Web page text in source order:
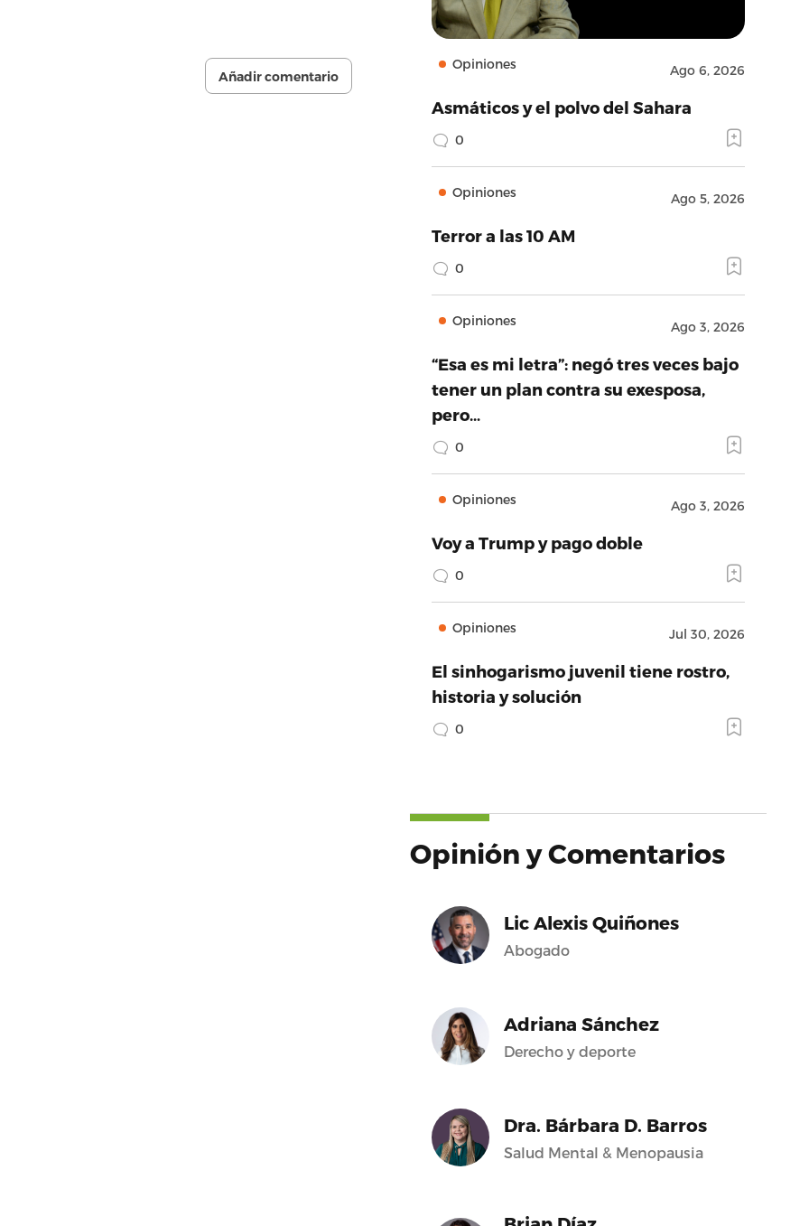
Añadir comentario
Opiniones Ago 6, 2026
Asmáticos y el polvo del Sahara
0
Opiniones Ago 5, 2026
Terror a las 10 AM
0
Opiniones Ago 3, 2026
“Esa es mi letra”: negó tres veces bajo
tener un plan contra su exesposa,
pero…
0
Opiniones Ago 3, 2026
Voy a Trump y pago doble
0
Opiniones Jul 30, 2026
El sinhogarismo juvenil tiene rostro,
historia y solución
0
Opinión y Comentarios
Lic Alexis Quiñones
Abogado
Adriana Sánchez
Derecho y deporte
Dra. Bárbara D. Barros
Salud Mental & Menopausia